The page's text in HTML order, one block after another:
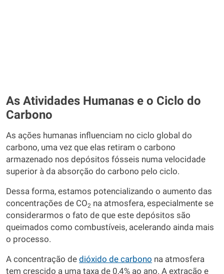
As Atividades Humanas e o Ciclo do
Carbono
As ações humanas influenciam no ciclo global do
carbono, uma vez que elas retiram o carbono
armazenado nos depósitos fósseis numa velocidade
superior à da absorção do carbono pelo ciclo.
Dessa forma, estamos potencializando o aumento das
concentrações de CO2 na atmosfera, especialmente se
considerarmos o fato de que este depósitos são
queimados como combustíveis, acelerando ainda mais
o processo.
A concentração de dióxido de carbono na atmosfera
tem crescido a uma taxa de 0,4% ao ano. A extração e